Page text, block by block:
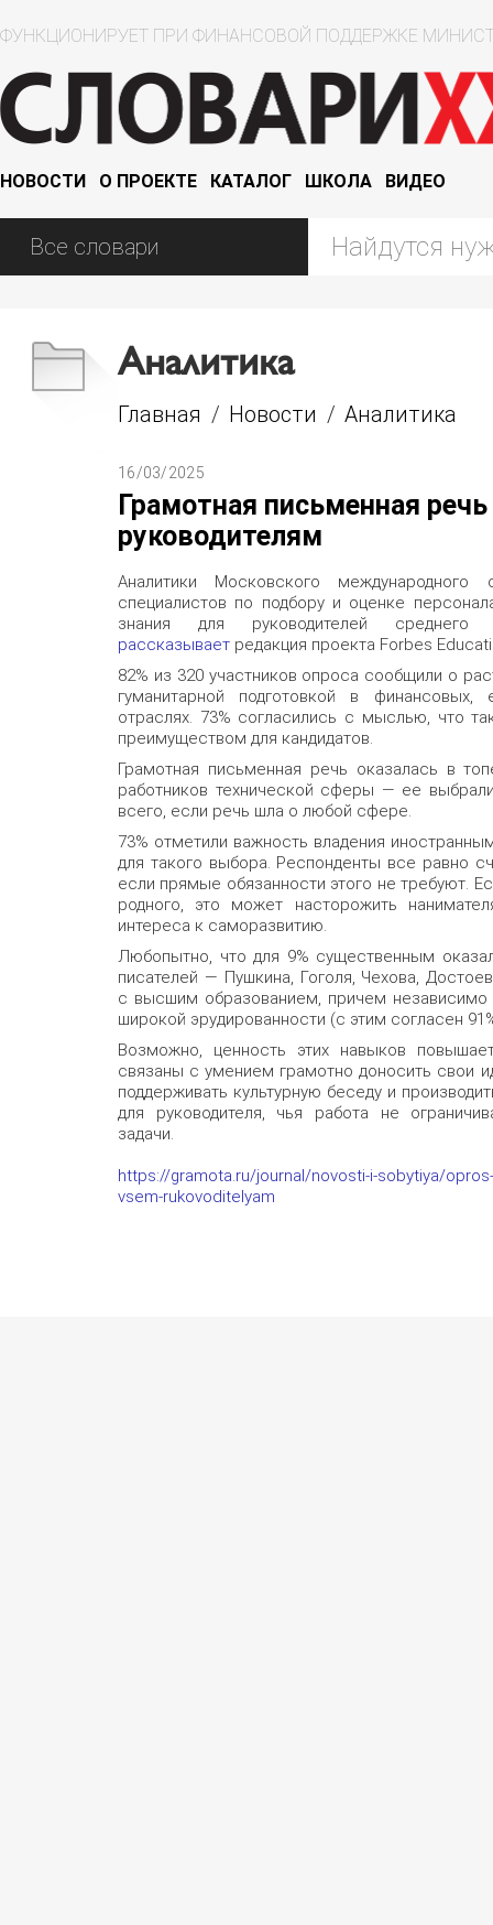
ФУНКЦИОНИРУЕТ ПРИ ФИНАНСОВОЙ ПОДДЕРЖКЕ
НОВОСТИ О ПРОЕКТЕ КАТАЛОГ ШКОЛА ВИДЕО
Аналитика
Главная / Новости / Аналитика
16/03/2025
Грамотная письменная
руководителям
Аналитики Московского
специалистов по подбору и оценке
знания для руководителей
рассказывает редакция проекта Forbes
82% из 320 участников опроса сообщили о
гуманитарной подготовкой в финансовых,
отраслях. 73% согласились с мыслью, что
преимуществом для кандидатов.
Грамотная письменная речь оказалась в
работников технической сферы — ее
всего, если речь шла о любой сфере.
73% отметили важность владения
для такого выбора. Респонденты все равно
если прямые обязанности этого не требуют.
родного, это может насторожить
интереса к саморазвитию.
Любопытно, что для 9% существенным
писателей — Пушкина, Гоголя, Чехова,
с высшим образованием, причем независимо
широкой эрудированности (с этим согласен
Возможно, ценность этих навыков
связаны с умением грамотно доносить свои
поддерживать культурную беседу и
для руководителя, чья работа не
задачи.
https://gramota.ru/journal/novosti-i-sobytiya/
vsem-rukovoditelyam